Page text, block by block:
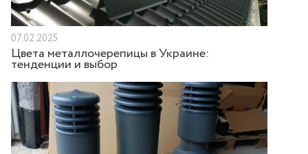
07.02.2025
Цвета металлочерепицы в Украине:
тенденции и выбор